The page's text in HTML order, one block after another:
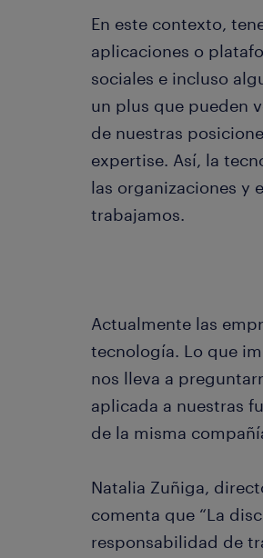
En este contexto,
aplicaciones o
sociales e incluso
un plus que pueden
de nuestras
expertise. Así, la
las organizaciones y
trabajamos.
Actualmente las
tecnología. Lo que
nos lleva a
aplicada a nuestras
de la misma
Natalia Zuñiga,
comenta que “La
responsabilidad de